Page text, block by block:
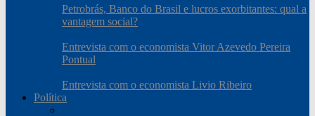
Petrobrás, Banco do Brasil e lucros exorbitantes: qual a
vantagem social?
Entrevista com o economista Vitor Azevedo Pereira
Pontual
Entrevista com o economista Livio Ribeiro
Política